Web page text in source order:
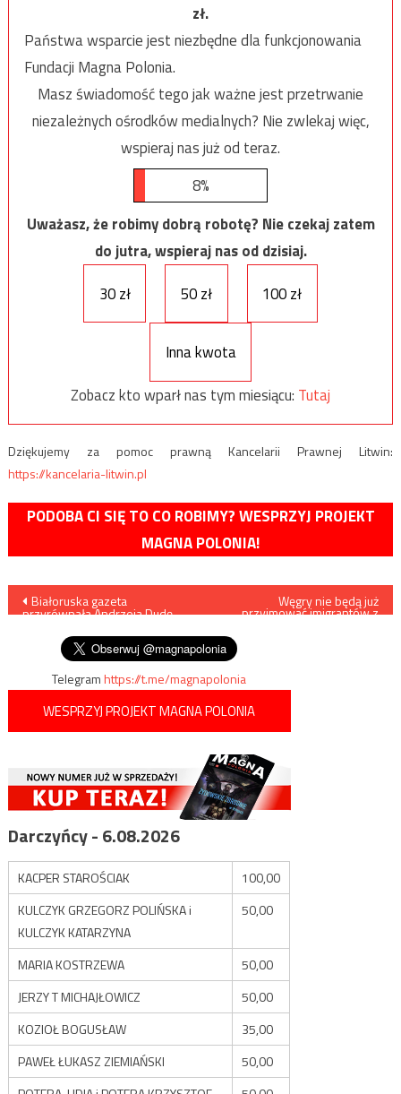
zł.
Państwa wsparcie jest niezbędne dla funkcjonowania
Fundacji Magna Polonia.
Masz świadomość tego jak ważne jest przetrwanie
niezależnych ośrodków medialnych? Nie zwlekaj więc,
wspieraj nas już od teraz.
8%
Uważasz, że robimy dobrą robotę? Nie czekaj zatem
do jutra, wspieraj nas od dzisiaj.
30 zł
50 zł 100 zł
Inna kwota
Zobacz kto wparł nas tym miesiącu: Tutaj
Dziękujemy za pomoc prawną Kancelarii Prawnej Litwin:
https://kancelaria-litwin.pl
PODOBA CI SIĘ TO CO ROBIMY? WESPRZYJ PROJEKT
MAGNA POLONIA!
Nawigacja
wpisu
Białoruska gazeta
przyrównała Andrzeja Dudę
Węgry nie będą już
przyjmować imigrantów z
Telegramhttps://t.me/magnapolonia
WESPRZYJ PROJEKT MAGNA POLONIA
Darczyńcy - 6.08.2026
KACPER STAROŚCIAK
100,00
KULCZYK GRZEGORZ POLIŃSKA i
KULCZYK KATARZYNA
50,00
MARIA KOSTRZEWA
50,00
JERZY T MICHAJŁOWICZ
50,00
KOZIOŁ BOGUSŁAW
35,00
PAWEŁ ŁUKASZ ZIEMIAŃSKI
50,00